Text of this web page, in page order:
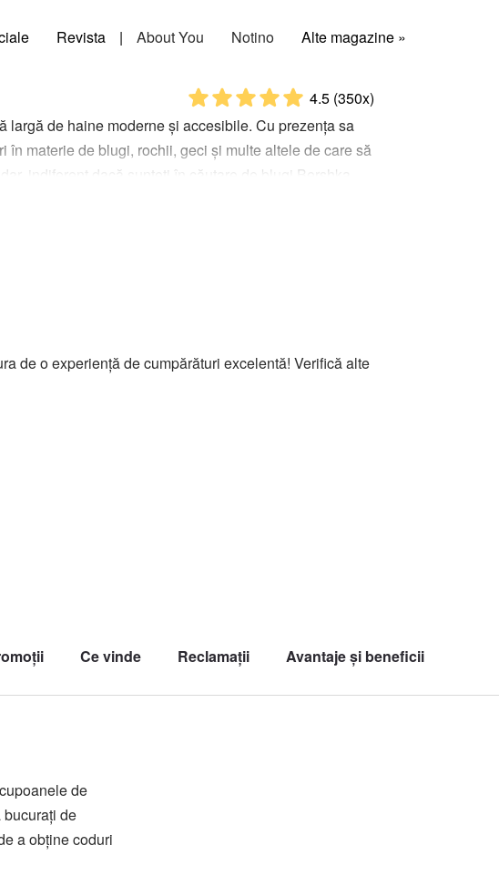
Revista | About You Notino Alte magazine »
4.5 (350x)
largă de haine moderne și accesibile. Cu prezența sa
materie de blugi, rochii, geci și multe altele de care să
indiferent dacă sunteți în căutare de blugi Bershka
pentru ocazii speciale, magazinul online vă stă la
de o experiență de cumpărături excelentă! Verifică alte
Ce vinde Reclamații Avantaje și beneficii
de
de
a obține coduri